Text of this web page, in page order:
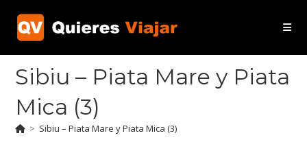
contenido
Sibiu – Piata Mare y Piata
Mica (3)
> Sibiu – Piata Mare y Piata Mica (3)